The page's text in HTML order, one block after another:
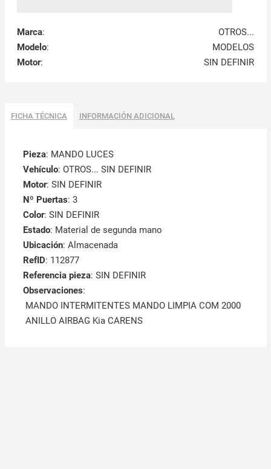
Marca:
OTROS...
Modelo:
MODELOS
Motor: SIN DEFINIR
FICHA TÉCNICA INFORMACIÓN ADICIONAL
Pieza: MANDO LUCES
Vehículo: OTROS... SIN DEFINIR
Motor: SIN DEFINIR
Nº Puertas: 3
Color: SIN DEFINIR
Estado: Material de segunda mano
Ubicación: Almacenada
RefID: 112877
Referencia pieza: SIN DEFINIR
Observaciones:
MANDO INTERMITENTES MANDO LIMPIA COM 2000
ANILLO AIRBAG Kia CARENS